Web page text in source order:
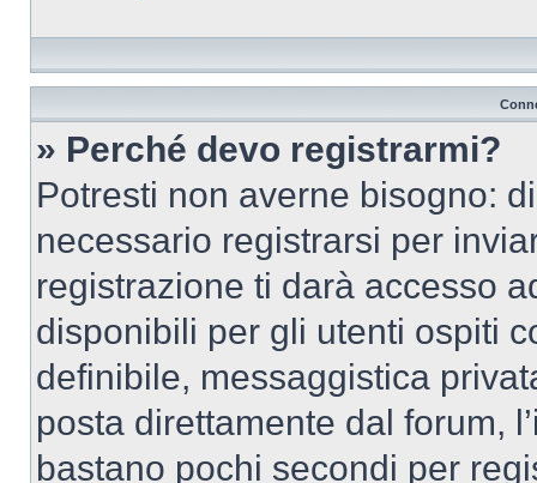
» Perché devo registrarmi?
Potresti non averne bisogno:
necessario registrarsi per
registrazione ti darà accesso
disponibili per gli utenti ospiti
definibile, messaggistica
posta direttamente dal forum,
bastano pochi secondi per